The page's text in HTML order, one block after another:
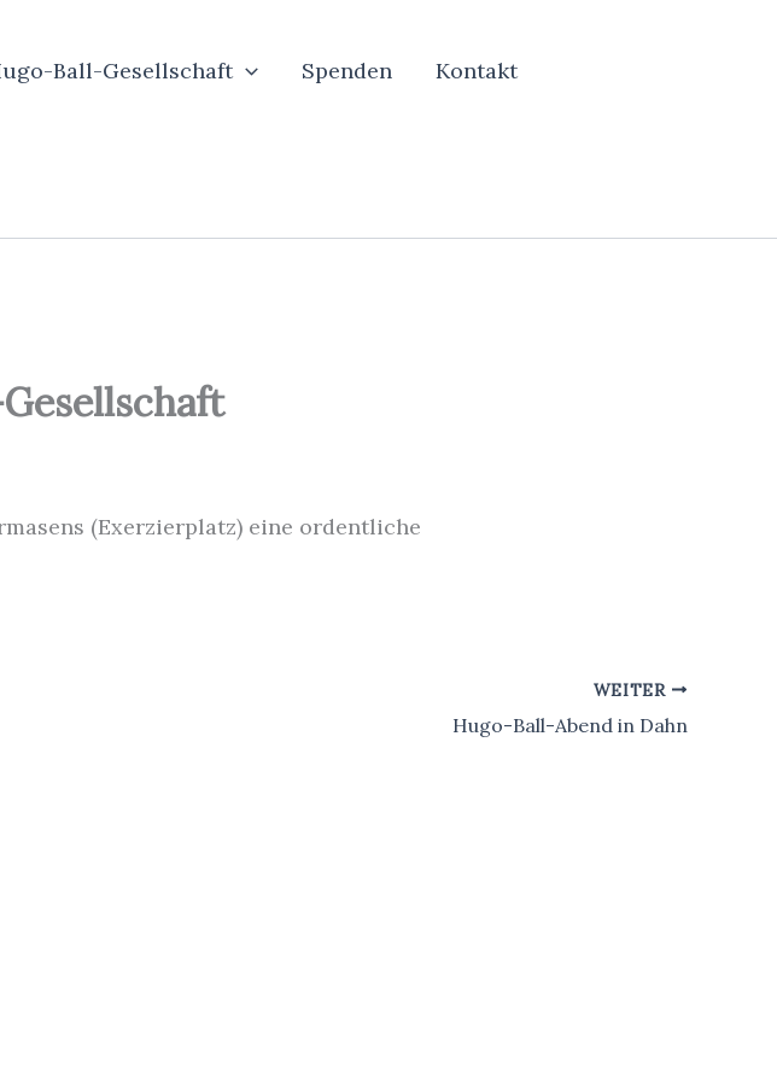
Ball-Gesellschaft Spenden Kontakt
(Exerzierplatz) eine ordentliche
WEITER
Hugo-Ball-Abend in Dahn